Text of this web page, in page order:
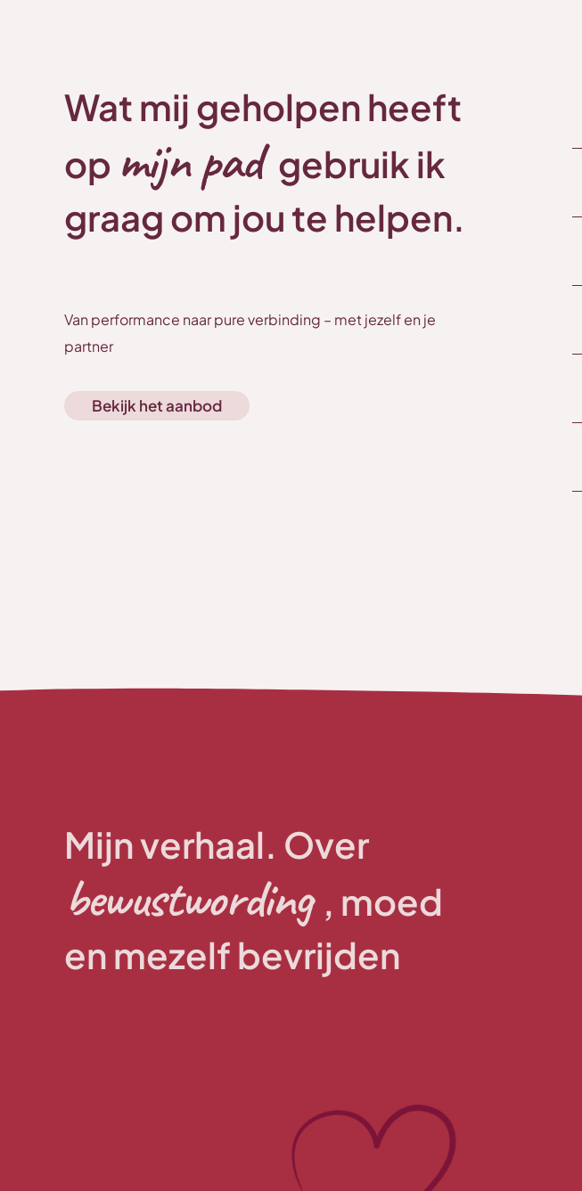
Wat mij geholpen heeft
op mijn pad gebruik ik
graag om jou te helpen.
Van performance naar pure verbinding – met jezelf en je
partner
Bekijk het aanbod
Mijn verhaal. Over
bewustwording , moed
en mezelf bevrijden